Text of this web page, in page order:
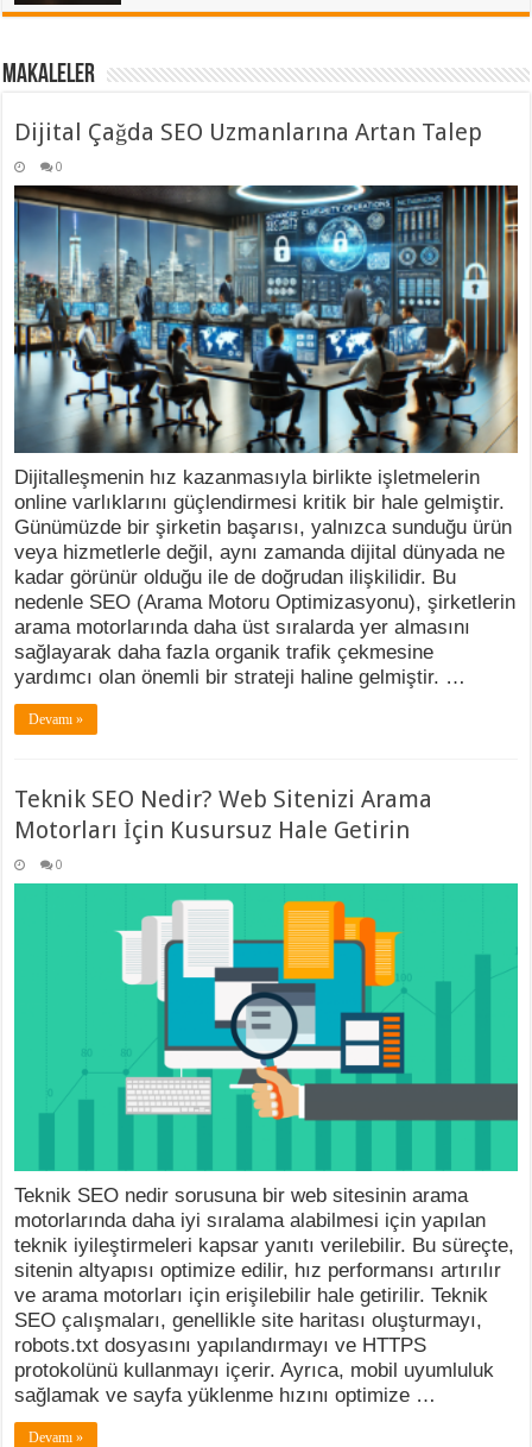
Makaleler
Dijital Çağda SEO Uzmanlarına Artan Talep
0
Dijitalleşmenin hız kazanmasıyla birlikte işletmelerin
online varlıklarını güçlendirmesi kritik bir hale gelmiştir.
Günümüzde bir şirketin başarısı, yalnızca sunduğu ürün
veya hizmetlerle değil, aynı zamanda dijital dünyada ne
kadar görünür olduğu ile de doğrudan ilişkilidir. Bu
nedenle SEO (Arama Motoru Optimizasyonu), şirketlerin
arama motorlarında daha üst sıralarda yer almasını
sağlayarak daha fazla organik trafik çekmesine
yardımcı olan önemli bir strateji haline gelmiştir. …
Devamı »
Teknik SEO Nedir? Web Sitenizi Arama
Motorları İçin Kusursuz Hale Getirin
0
Teknik SEO nedir sorusuna bir web sitesinin arama
motorlarında daha iyi sıralama alabilmesi için yapılan
teknik iyileştirmeleri kapsar yanıtı verilebilir. Bu süreçte,
sitenin altyapısı optimize edilir, hız performansı artırılır
ve arama motorları için erişilebilir hale getirilir. Teknik
SEO çalışmaları, genellikle site haritası oluşturmayı,
robots.txt dosyasını yapılandırmayı ve HTTPS
protokolünü kullanmayı içerir. Ayrıca, mobil uyumluluk
sağlamak ve sayfa yüklenme hızını optimize …
Devamı »